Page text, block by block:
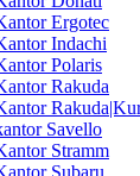
Ergotec
Indachi
Polaris
Rakuda
Savello
Stramm